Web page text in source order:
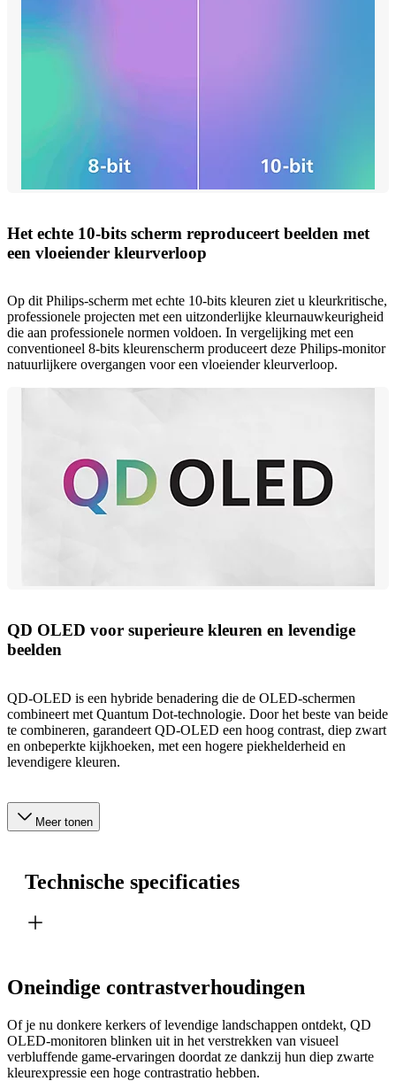
Het echte 10-bits scherm reproduceert beelden met
een vloeiender kleurverloop
Op dit Philips-scherm met echte 10-bits kleuren ziet u kleurkritische,
professionele projecten met een uitzonderlijke kleurnauwkeurigheid
die aan professionele normen voldoen. In vergelijking met een
conventioneel 8-bits kleurenscherm produceert deze Philips-monitor
natuurlijkere overgangen voor een vloeiender kleurverloop.
QD OLED voor superieure kleuren en levendige
beelden
QD-OLED is een hybride benadering die de OLED-schermen
combineert met Quantum Dot-technologie. Door het beste van beide
te combineren, garandeert QD-OLED een hoog contrast, diep zwart
en onbeperkte kijkhoeken, met een hogere piekhelderheid en
levendigere kleuren.
Meer tonen
Technische specificaties
Oneindige contrastverhoudingen
Of je nu donkere kerkers of levendige landschappen ontdekt, QD
OLED-monitoren blinken uit in het verstrekken van visueel
verbluffende game-ervaringen doordat ze dankzij hun diep zwarte
kleurexpressie een hoge contrastratio hebben.